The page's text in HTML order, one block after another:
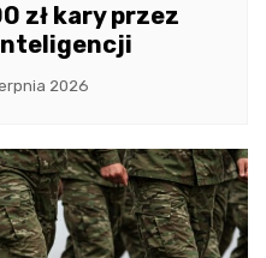
zł kary przez
2026